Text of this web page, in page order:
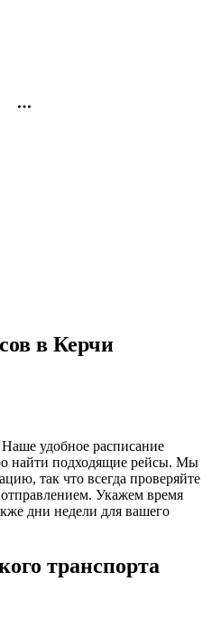
в Керчи
удобное расписание
найти подходящие рейсы. Мы
так что всегда проверяйте
Укажем время
дни недели для вашего
транспорта